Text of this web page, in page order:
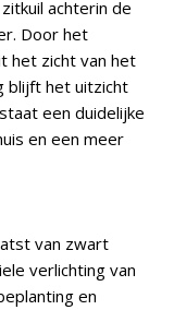
achterin de
Door het
het zicht van het
blijft het uitzicht
een duidelijke
en een meer
van zwart
verlichting van
en